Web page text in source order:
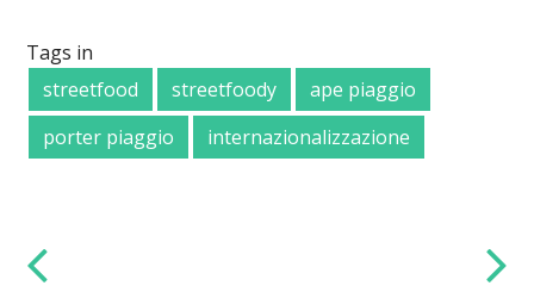
Tags in
streetfood
streetfoody
ape piaggio
porter piaggio
internazionalizzazione